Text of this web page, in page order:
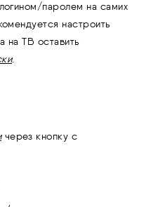
паролем на самих
настроить
на ТВ оставить
.
через кнопку с